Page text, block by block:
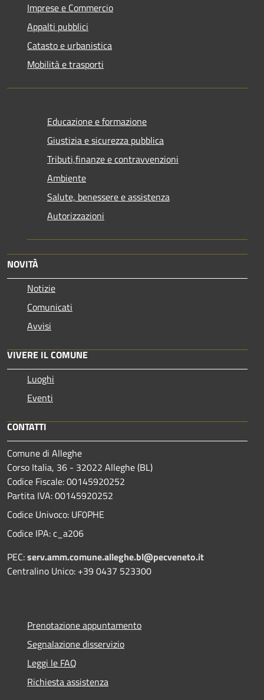
Imprese e Commercio
Appalti pubblici
Catasto e urbanistica
Mobilità e trasporti
Educazione e formazione
Giustizia e sicurezza pubblica
Tributi,finanze e contravvenzioni
Ambiente
Salute, benessere e assistenza
Autorizzazioni
NOVITÀ
Notizie
Comunicati
Avvisi
VIVERE IL COMUNE
Luoghi
Eventi
CONTATTI
Comune di Alleghe
Corso Italia, 36 - 32022 Alleghe (BL)
Codice Fiscale: 00145920252
Partita IVA: 00145920252
Codice Univoco: UF0PHE
Codice IPA: c_a206
PEC:serv.amm.comune.alleghe.bl@pecveneto.it
Centralino Unico: +39 0437 523300
Prenotazione appuntamento
Segnalazione disservizio
Leggi le FAQ
Richiesta assistenza